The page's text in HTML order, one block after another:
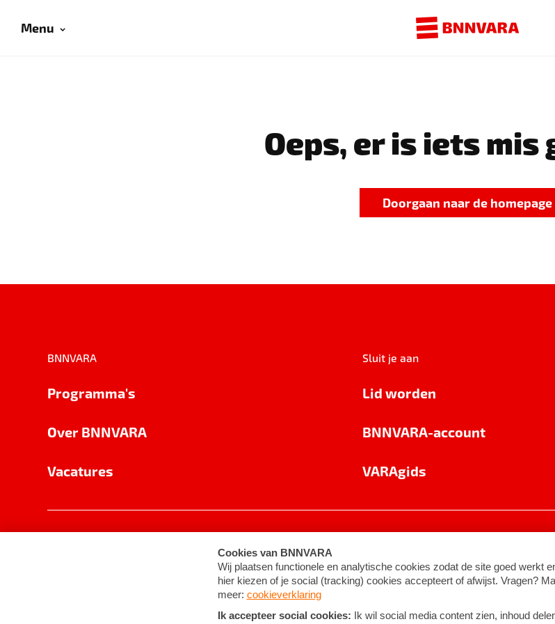
Menu
Oeps, er is iets mis
Doorgaan naar de homepage
BNNVARA
Programma's
Over BNNVARA
Vacatures
Sluit je aan
Lid worden
BNNVARA-account
VARAgids
Cookie-instellingen Algemene voorwaarden ©2026BNNVARA